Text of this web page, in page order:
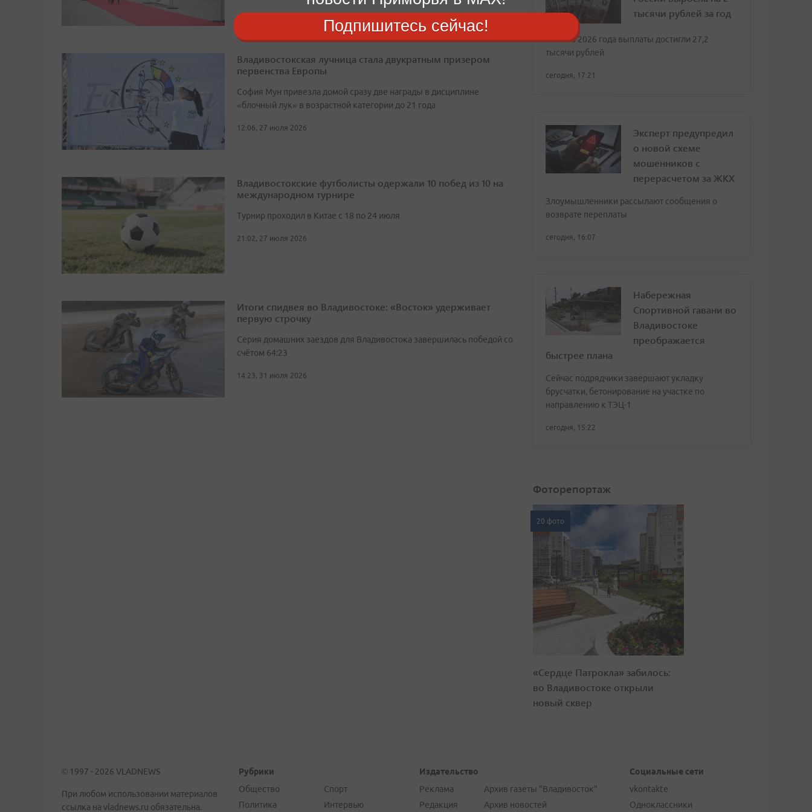
Владивостокская лучница стала двукратным призером
первенства Европы
София Мун привезла домой сразу две награды в дисциплине
«блочный лук» в возрастной категории до 21 года
12:06, 27 июля 2026
Владивостокские футболисты одержали 10 побед из 10 на
международном турнире
Турнир проходил в Китае с 18 по 24 июля
21:02, 27 июля 2026
Итоги спидвея во Владивостоке: «Восток» удерживает
первую строчку
Серия домашних заездов для Владивостока завершилась победой со
счётом 64:23
14:23, 31 июля 2026
тысячи рублей за год
К июлю 2026 года выплаты достигли 27,2
тысячи рублей
сегодня, 17:21
Эксперт предупредил
о новой схеме
мошенников с
перерасчетом за ЖКХ
Злоумышленники рассылают сообщения о
возврате переплаты
сегодня, 16:07
Набережная
Спортивной гавани во
Владивостоке
преображается
быстрее плана
Сейчас подрядчики завершают укладку
брусчатки, бетонирование на участке по
направлению к ТЭЦ-1
сегодня, 15:22
Фоторепортаж
20 фото
«Сердце Патрокла» забилось:
во Владивостоке открыли
новый сквер
© 1997 - 2026 VLADNEWS
При любом использовании материалов
ссылка на vladnews.ru обязательна.
Рубрики
Общество
Политика
Спорт
Интервью
Издательство
Реклама
Редакция
Архив газеты "Владивосток"
Архив новостей
Социальные сети
vkontakte
Одноклассники
Подпишитесь сейчас!